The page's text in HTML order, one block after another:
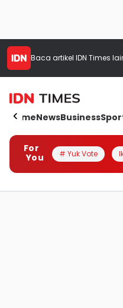
Baca artikel IDN Times
HomeNewsBusiness
For
You
# Yuk Vote